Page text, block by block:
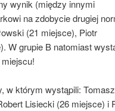
wynik (między innymi
na zdobycie drugiej
(21 miejsce), Piotr
W grupie B natomiast
w którym wystąpili: Tomasz
Lisiecki (26 miejsce) i